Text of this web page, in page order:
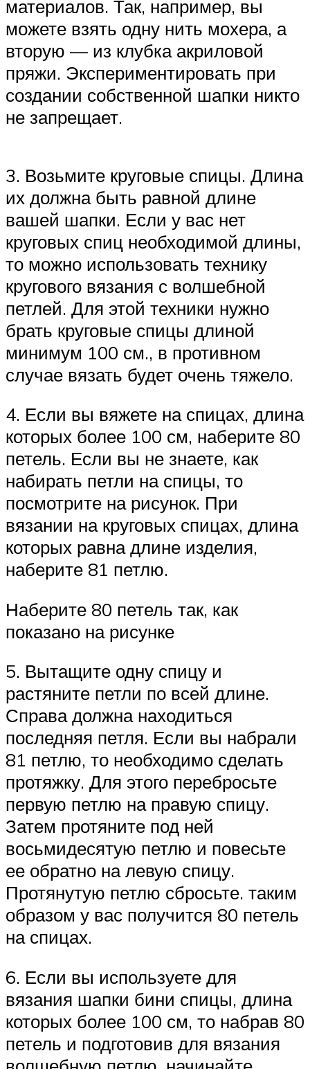
материалов. Так, например, вы
можете взять одну нить мохера, а
вторую — из клубка акриловой
пряжи. Экспериментировать при
создании собственной шапки никто
не запрещает.
3. Возьмите круговые спицы. Длина
их должна быть равной длине
вашей шапки. Если у вас нет
круговых спиц необходимой длины,
то можно использовать технику
кругового вязания с волшебной
петлей. Для этой техники нужно
брать круговые спицы длиной
минимум 100 см., в противном
случае вязать будет очень тяжело.
4. Если вы вяжете на спицах, длина
которых более 100 см, наберите 80
петель. Если вы не знаете, как
набирать петли на спицы, то
посмотрите на рисунок. При
вязании на круговых спицах, длина
которых равна длине изделия,
наберите 81 петлю.
Наберите 80 петель так, как
показано на рисунке
5. Вытащите одну спицу и
растяните петли по всей длине.
Справа должна находиться
последняя петля. Если вы набрали
81 петлю, то необходимо сделать
протяжку. Для этого перебросьте
первую петлю на правую спицу.
Затем протяните под ней
восьмидесятую петлю и повесьте
ее обратно на левую спицу.
Протянутую петлю сбросьте. таким
образом у вас получится 80 петель
на спицах.
6. Если вы используете для
вязания шапки бини спицы, длина
которых более 100 см, то набрав 80
петель и подготовив для вязания